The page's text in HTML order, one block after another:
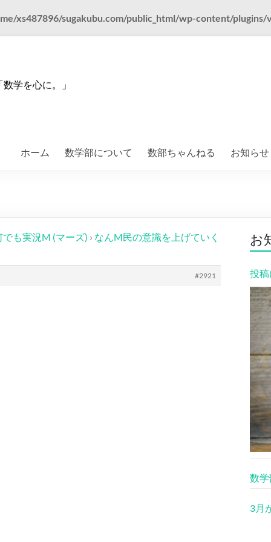
xs487896/sugakubu.com/public_html/wp-content/
数学を心に。」
ホーム 数学部について 数部ちゃんねる お知らせ
でも実況M (マーズ) › なんM民の意識を上げていく
#2921
お
投
数
3月